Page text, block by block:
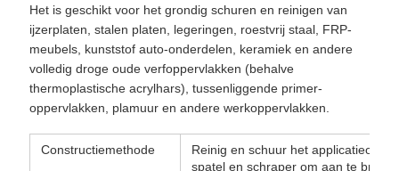
Het is geschikt voor het grondig schuren en reinigen van
ijzerplaten, stalen platen, legeringen, roestvrij staal, FRP-
meubels, kunststof auto-onderdelen, keramiek en andere
volledig droge oude verfoppervlakken (behalve
thermoplastische acrylhars), tussenliggende primer-
oppervlakken, plamuur en andere werkoppervlakken.
Constructiemethode
Reinig en schuur het
spatel en schraper om aan te